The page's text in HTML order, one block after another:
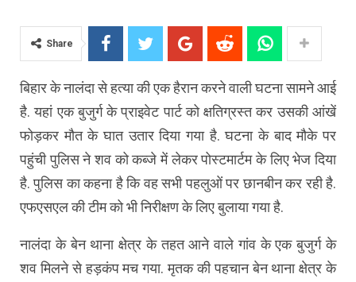
Share
बिहार के नालंदा से हत्या की एक हैरान करने वाली घटना सामने आई
है. यहां एक बुजुर्ग के प्राइवेट पार्ट को क्षतिग्रस्त कर उसकी आंखें
फोड़कर मौत के घात उतार दिया गया है. घटना के बाद मौके पर
पहुंची पुलिस ने शव को कब्जे में लेकर पोस्टमार्टम के लिए भेज दिया
है. पुलिस का कहना है कि वह सभी पहलुओं पर छानबीन कर रही है.
एफएसएल की टीम को भी निरीक्षण के लिए बुलाया गया है.
नालंदा के बेन थाना क्षेत्र के तहत आने वाले गांव के एक बुजुर्ग के
शव मिलने से हड़कंप मच गया. मृतक की पहचान बेन थाना क्षेत्र के